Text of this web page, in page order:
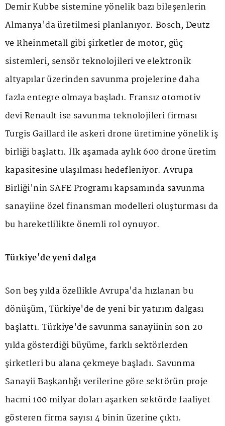
Demir Kubbe sistemine yönelik bazı bileşenlerin
Almanya'da üretilmesi planlanıyor. Bosch, Deutz
ve Rheinmetall gibi şirketler de motor, güç
sistemleri, sensör teknolojileri ve elektronik
altyapılar üzerinden savunma projelerine daha
fazla entegre olmaya başladı. Fransız otomotiv
devi Renault ise savunma teknolojileri firması
Turgis Gaillard ile askeri drone üretimine yönelik iş
birliği başlattı. İlk aşamada aylık 600 drone üretim
kapasitesine ulaşılması hedefleniyor. Avrupa
Birliği'nin SAFE Programı kapsamında savunma
sanayiine özel finansman modelleri oluşturması da
bu hareketlilikte önemli rol oynuyor.
Türkiye'de yeni dalga
Son beş yılda özellikle Avrupa'da hızlanan bu
dönüşüm, Türkiye'de de yeni bir yatırım dalgası
başlattı. Türkiye'de savunma sanayiinin son 20
yılda gösterdiği büyüme, farklı sektörlerden
şirketleri bu alana çekmeye başladı. Savunma
Sanayii Başkanlığı verilerine göre sektörün proje
hacmi 100 milyar doları aşarken sektörde faaliyet
gösteren firma sayısı 4 binin üzerine çıktı.